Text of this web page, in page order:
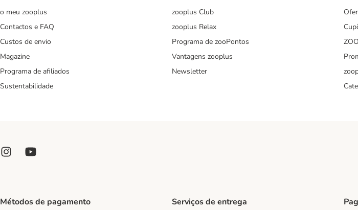
o meu zooplus
Contactos e FAQ
Custos de envio
Magazine
Programa de afiliados
Sustentabilidade
zooplus Club
zooplus Relax
Programa de zooPontos
Vantagens zooplus
Newsletter
Métodos de pagamento Serviços de entrega